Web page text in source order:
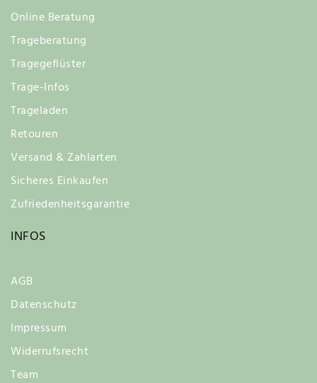
Online Beratung
Trageberatung
Tragegeflüster
Trage-Infos
Trageladen
Retouren
Versand & Zahlarten
Sicheres Einkaufen
Zufriedenheitsgarantie
INFOS
AGB
Datenschutz
Impressum
Widerrufsrecht
Team